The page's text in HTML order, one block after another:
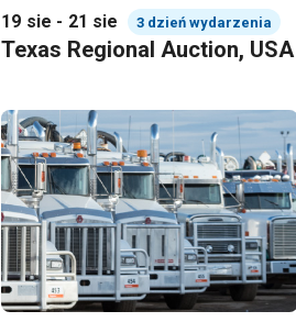
19 sie - 21 sie 3 dzień wydarzenia
Texas Regional Auction, USA